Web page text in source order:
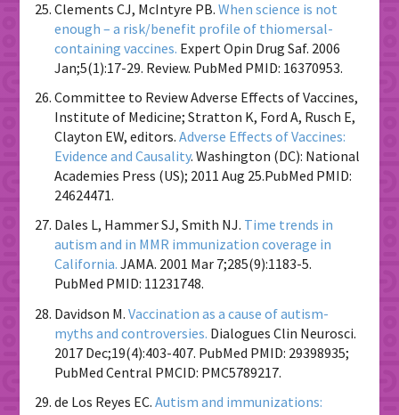
Clements CJ, McIntyre PB. When science is not
enough – a risk/benefit profile of thiomersal-
containing vaccines. Expert Opin Drug Saf. 2006
Jan;5(1):17-29. Review. PubMed PMID: 16370953.
Committee to Review Adverse Effects of Vaccines,
Institute of Medicine; Stratton K, Ford A, Rusch E,
Clayton EW, editors. Adverse Effects of Vaccines:
Evidence and Causality. Washington (DC): National
Academies Press (US); 2011 Aug 25.PubMed PMID:
24624471.
Dales L, Hammer SJ, Smith NJ. Time trends in
autism and in MMR immunization coverage in
California. JAMA. 2001 Mar 7;285(9):1183-5.
PubMed PMID: 11231748.
Davidson M. Vaccination as a cause of autism-
myths and controversies. Dialogues Clin Neurosci.
2017 Dec;19(4):403-407. PubMed PMID: 29398935;
PubMed Central PMCID: PMC5789217.
de Los Reyes EC. Autism and immunizations: